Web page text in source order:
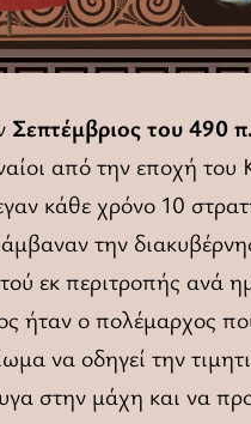
Σεπτέμβριος του 490
από την εποχή του
κάθε χρόνο 10
την
εκ περιτροπής ανά
ήταν ο πολέμαρχος
να οδηγεί την
στην μάχη και να